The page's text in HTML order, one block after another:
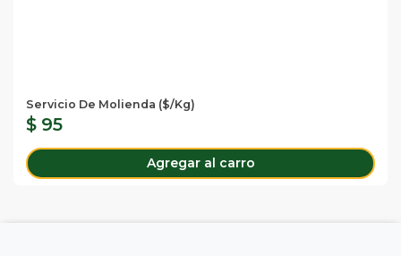
Servicio De Molienda ($/Kg)
$ 95
Agregar al carro